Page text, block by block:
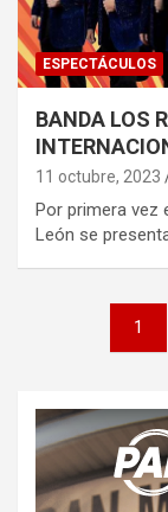
ESPECTÁCULOS
BANDA LOS
11 octubre, 2023
Por primera vez
León se
Paginación
1